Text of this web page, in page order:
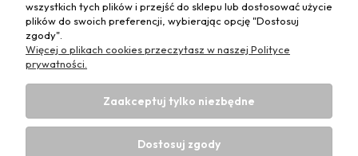
Informacje
O nas
wszystkich tych plików i przejść do sklepu lub dostosować użycie
plików do swoich preferencji, wybierając opcję "Dostosuj
zgody".
Więcej o plikach cookies przeczytasz w naszej Polityce
prywatności.
Zaakceptuj tylko niezbędne
Dostosuj zgody